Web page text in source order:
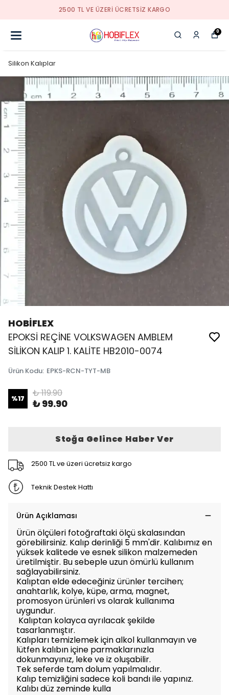
KALİTELİ HİZMETİN ADRESİ
0
Silikon Kalıplar
HOBİFLEX
EPOKSİ REÇİNE VOLKSWAGEN AMBLEM
SİLİKON KALIP 1. KALİTE HB2010-0074
Ürün Kodu: EPKS-RCN-TYT-MB
%17 ₺ 119.90
₺ 99.90
Stoğa Gelince Haber Ver
2500 TL ve üzeri ücretsiz kargo
Teknik Destek Hattı
Ürün Açıklaması
Ürün ölçüleri fotoğraftaki ölçü skalasından
görebilirsiniz. Kalıp derinliği 5 mm'dir. Kalıbımız en
yüksek kalitede ve esnek silikon malzemeden
üretilmiştir. Bu sebeple uzun ömürlü kullanım
sağlayabilirsiniz.
Kalıptan elde edeceğiniz ürünler tercihen;
anahtarlık, kolye, küpe, arma, magnet,
promosyon ürünleri vs olarak kullanıma
uygundur.
Kalıptan kolayca ayrılacak şekilde
tasarlanmıştır.
Kalıpları temizlemek için alkol kullanmayın ve
lütfen kalıbın içine parmaklarınızla
dokunmayınız, leke ve iz oluşabilir.
Tek seferde tam dolum yapılmalıdır.
Kalıp temizliğini sadece koli bandı ile yapınız.
Kalıbı düz zeminde kulla